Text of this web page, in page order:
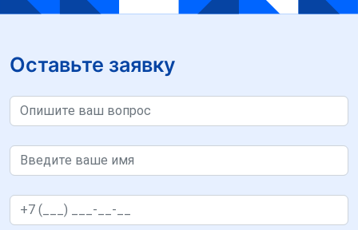
Оставьте заявку